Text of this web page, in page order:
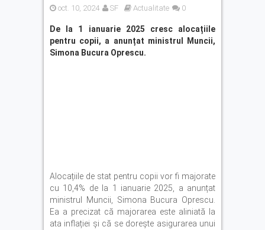
oct. 10, 2024 SF Actualitate 0
De la 1 ianuarie 2025 cresc alocațiile
pentru copii, a anunțat ministrul Muncii,
Simona Bucura Oprescu.
Alocațiile de stat pentru copii vor fi majorate
cu 10,4% de la 1 ianuarie 2025, a anunțat
ministrul Muncii, Simona Bucura Oprescu.
Ea a precizat că majorarea este aliniată la
ata inflației și că se dorește asigurarea unui